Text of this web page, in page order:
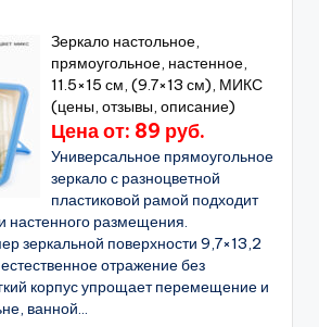
Зеркало настольное,
прямоугольное, настенное,
11.5×15 см, (9.7×13 см), МИКС
(цены, отзывы, описание)
Цена от: 89 руб.
Универсальное прямоугольное
зеркало с разноцветной
пластиковой рамой подходит
настенного размещения.
зеркальной поверхности 9,7×13,2
отражение без
корпус упрощает перемещение и
ванной...